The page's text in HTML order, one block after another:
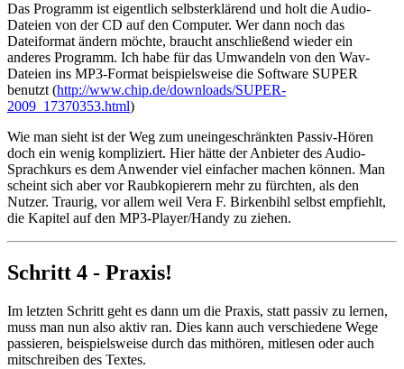
Das Programm ist eigentlich selbsterklärend und holt die Audio-
Dateien von der CD auf den Computer. Wer dann noch das
Dateiformat ändern möchte, braucht anschließend wieder ein
anderes Programm. Ich habe für das Umwandeln von den Wav-
Dateien ins MP3-Format beispielsweise die Software SUPER
benutzt (http://www.chip.de/downloads/SUPER-
2009_17370353.html)
Wie man sieht ist der Weg zum uneingeschränkten Passiv-Hören
doch ein wenig kompliziert. Hier hätte der Anbieter des Audio-
Sprachkurs es dem Anwender viel einfacher machen können. Man
scheint sich aber vor Raubkopierern mehr zu fürchten, als den
Nutzer. Traurig, vor allem weil Vera F. Birkenbihl selbst empfiehlt,
die Kapitel auf den MP3-Player/Handy zu ziehen.
Schritt 4 - Praxis!
Im letzten Schritt geht es dann um die Praxis, statt passiv zu lernen,
muss man nun also aktiv ran. Dies kann auch verschiedene Wege
passieren, beispielsweise durch das mithören, mitlesen oder auch
mitschreiben des Textes.